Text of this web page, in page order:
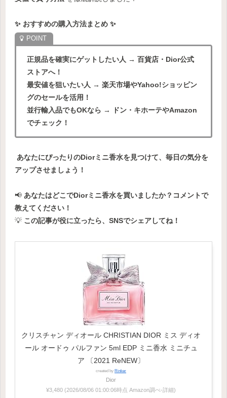
✨ おすすめの購入方法まとめ ✨
正規品を確実にゲットしたい人 → 百貨店・Dior公式
ストアへ！
最安値を狙いたい人 → 楽天市場やYahoo!ショッピン
グのセールを活用！
並行輸入品でもOKなら → ドン・キホーテやAmazon
でチェック！
あなたにぴったりのDiorミニ香水を見つけて、毎日の気分を
アップさせましょう！
📢 あなたはどこでDiorミニ香水を買いましたか？コメントで
教えてください！
💡 この記事が役に立ったら、SNSでシェアしてね！
クリスチャン ディオール CHRISTIAN DIOR ミス ディオ
ール オードゥ パルファン 5ml EDP ミニ香水 ミニチュ
ア 〔2021 ReNEW〕
created by Rinker
Dior
¥3,480 (2026/08/06 01:00:06時点 Amazon調べ-詳細)